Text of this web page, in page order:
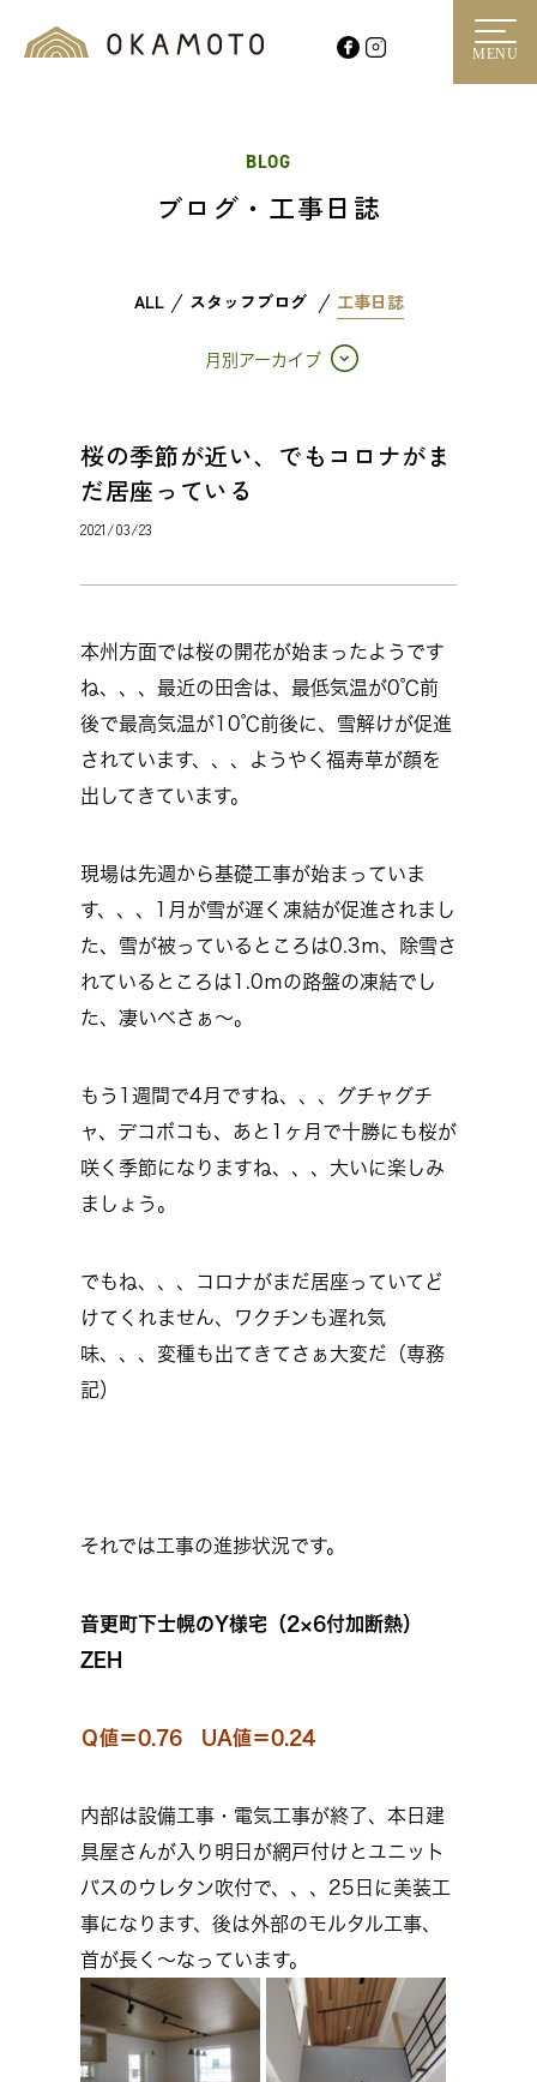
MENU
BLOG
ブログ・工事日誌
ALL スタッフブログ 工事日誌
月別アーカイブ
桜の季節が近い、でもコロナがま
だ居座っている
2021/03/23
本州方面では桜の開花が始まったようです
ね、、、最近の田舎は、最低気温が0℃前
後で最高気温が10℃前後に、雪解けが促進
されています、、、ようやく福寿草が顔を
出してきています。
現場は先週から基礎工事が始まっていま
す、、、1月が雪が遅く凍結が促進されまし
た、雪が被っているところは0.3ｍ、除雪さ
れているところは1.0ｍの路盤の凍結でし
た、凄いべさぁ～。
もう1週間で4月ですね、、、グチャグチ
ャ、デコボコも、あと1ヶ月で十勝にも桜が
咲く季節になりますね、、、大いに楽しみ
ましょう。
でもね、、、コロナがまだ居座っていてど
けてくれません、ワクチンも遅れ気
味、、、変種も出てきてさぁ大変だ（専務
記）
それでは工事の進捗状況です。
音更町下士幌のY様宅（2×6付加断熱）
ZEH
Ｑ値＝0.76 UA値＝0.24
内部は設備工事・電気工事が終了、本日建
具屋さんが入り明日が網戸付けとユニット
バスのウレタン吹付で、、、25日に美装工
事になります、後は外部のモルタル工事、
首が長く～なっています。